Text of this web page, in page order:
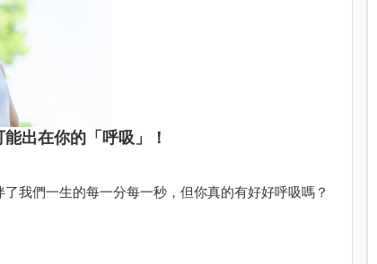
出在你的「呼吸」！
我們一生的每一分每一秒，但你真的有好好呼吸嗎？